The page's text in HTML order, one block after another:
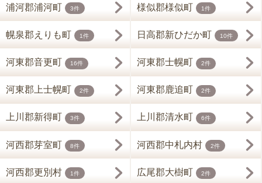
浦河郡浦河町 3件 様似郡様似町 1件
幌泉郡えりも町 1件 日高郡新ひだか町 10件
河東郡音更町 16件 河東郡士幌町 2件
河東郡上士幌町 2件 河東郡鹿追町 2件
上川郡新得町 3件 上川郡清水町 6件
河西郡芽室町 8件 河西郡中札内村 2件
河西郡更別村 1件 広尾郡大樹町 2件